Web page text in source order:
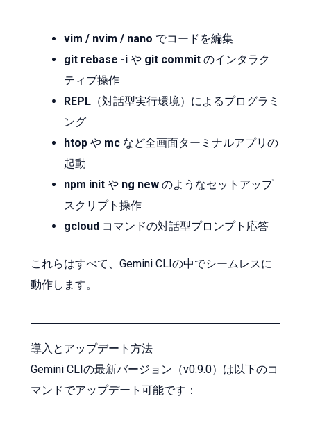
vim / nvim / nano でコードを編集
git rebase -i や git commit のインタラク
ティブ操作
REPL （対話型実行環境）によるプログラミ
ング
htop や mc など全画面ターミナルアプリの
起動
npm init や ng new のようなセットアップ
スクリプト操作
gcloud コマンドの対話型プロンプト応答
これらはすべて、Gemini CLIの中でシームレスに
動作します。
導入とアップデート方法
Gemini CLIの最新バージョン（v0.9.0）は以下のコ
マンドでアップデート可能です：